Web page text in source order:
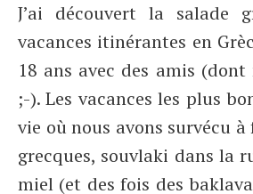
J’ai découvert la salade
vacances itinérantes en
18 ans avec des amis
;-). Les vacances les plus
vie où nous avons survécu à
grecques, souvlaki dans la
miel (et des fois des